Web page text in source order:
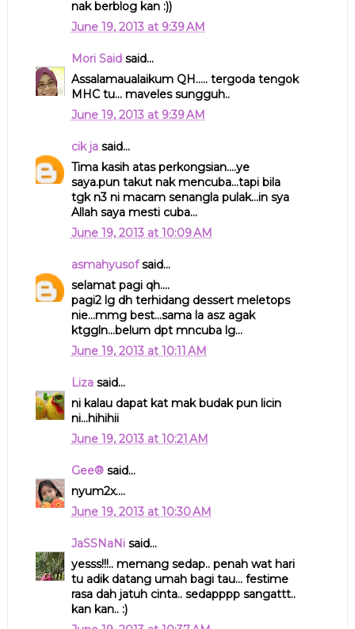
nak berblog kan :))
June 19, 2013 at 9:39 AM
Mori Saidsaid...
Assalamaualaikum QH..... tergoda tengok
MHC tu... maveles sungguh..
June 19, 2013 at 9:39 AM
cik jasaid...
Tima kasih atas perkongsian....ye
saya.pun takut nak mencuba...tapi bila
tgk n3 ni macam senangla pulak...in sya
Allah saya mesti cuba...
June 19, 2013 at 10:09 AM
asmahyusofsaid...
selamat pagi qh....
pagi2 lg dh terhidang dessert meletops
nie...mmg best...sama la asz agak
ktggln...belum dpt mncuba lg...
June 19, 2013 at 10:11 AM
Lizasaid...
ni kalau dapat kat mak budak pun licin
ni...hihihii
June 19, 2013 at 10:21 AM
Gee®said...
nyum2x....
June 19, 2013 at 10:30 AM
JaSSNaNisaid...
yesss!!!.. memang sedap.. penah wat hari
tu adik datang umah bagi tau... festime
rasa dah jatuh cinta.. sedapppp sangattt..
kan kan.. :)